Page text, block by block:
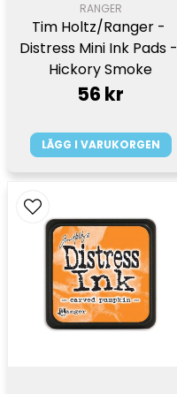
RANGER
Tim Holtz/Ranger -
Distress Mini Ink Pads -
Hickory Smoke
56 kr
LÄGG I VARUKORGEN